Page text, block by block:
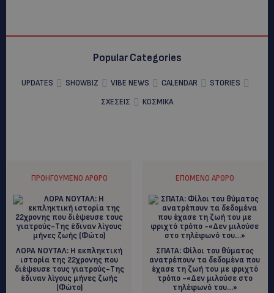
Popular Categories
UPDATES SHOWBIZ VIBE NEWS CALENDAR
STORIES
ΣΧΕΣΕΙΣ
ΚΟΣΜΙΚΑ
ΠΡΟΗΓΟΎΜΕΝΟ ΆΡΘΡΟ
ΛΟΡΑ ΝΟΥΤΑΛ: Η εκπληκτική
ιστορία της 22χρονης που
διέψευσε τους γιατρούς-Της
έδιναν λίγους μήνες ζωής
(Φώτο)
ΕΠΌΜΕΝΟ ΆΡΘΡΟ
ΣΠΑΤΑ: Φίλοι του θύματος
ανατρέπουν τα δεδομένα που
έχασε τη ζωή του με φριχτό
τρόπο -«Δεν μιλούσε στο
τηλέφωνό του…»